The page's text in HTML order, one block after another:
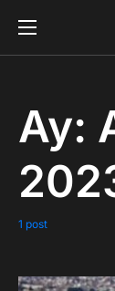
Ay:
1 post